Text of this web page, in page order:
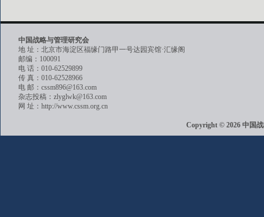
中国战略与管理研究会
地 址：北京市海淀区福缘门路甲一号达园宾馆·汇缘阁
邮编：100091
电 话：010-62529899
传 真：010-62528966
电 邮：cssm896@163.com
杂志投稿：zlyglwk@163.com
网 址：http://www.cssm.org.cn
Copyright © 2026 中国